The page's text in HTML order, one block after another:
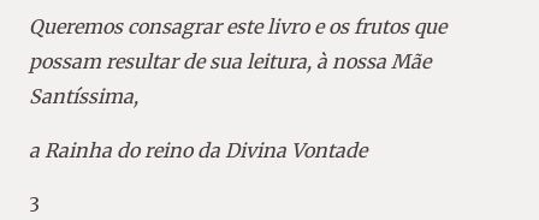
Queremos consagrar este livro e os frutos que
possam resultar de sua leitura, à nossa Mãe
Santíssima,
a Rainha do reino da Divina Vontade
3